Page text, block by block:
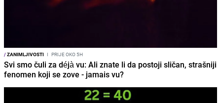
/ZANIMLJIVOSTI I PRIJE OKO 5H
Svi smo čuli za déjà vu: Ali znate li da postoji sličan, strašniji
fenomen koji se zove - jamais vu?